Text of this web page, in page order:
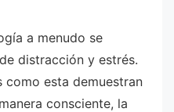
a menudo se
distracción y estrés.
como esta demuestran
consciente, la